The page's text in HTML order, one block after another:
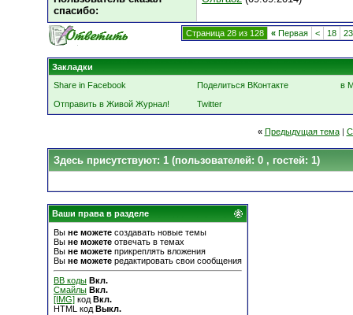
cпасибо:
Страница 28 из 128 « Первая < 18 23
Закладки
Share in Facebook
Поделиться ВКонтакте
в
Отправить в Живой Журнал!
Twitter
« Предыдущая тема|
Здесь присутствуют: 1 (пользователей: 0 , гостей: 1)
Ваши права в разделе
Вы не можете создавать новые темы
Вы не можете отвечать в темах
Вы не можете прикреплять вложения
Вы не можете редактировать свои сообщения
BB коды Вкл.
Смайлы Вкл.
[IMG] код Вкл.
HTML код Выкл.